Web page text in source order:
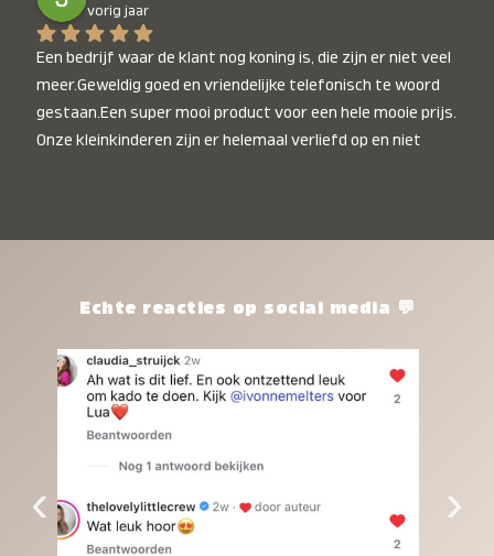
vorig jaar
Een bedrijf waar de klant nog koning is, die zijn er niet veel
meer.Geweldig goed en vriendelijke telefonisch te woord
gestaan.Een super mooi product voor een hele mooie prijs.
Onze kleinkinderen zijn er helemaal verliefd op en niet
het waard.Echte reacties op social media 💬
‹ ›